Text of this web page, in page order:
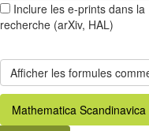
Inclure les e-prints dans la
recherche (arXiv, HAL)
Mathematica Scandinavica